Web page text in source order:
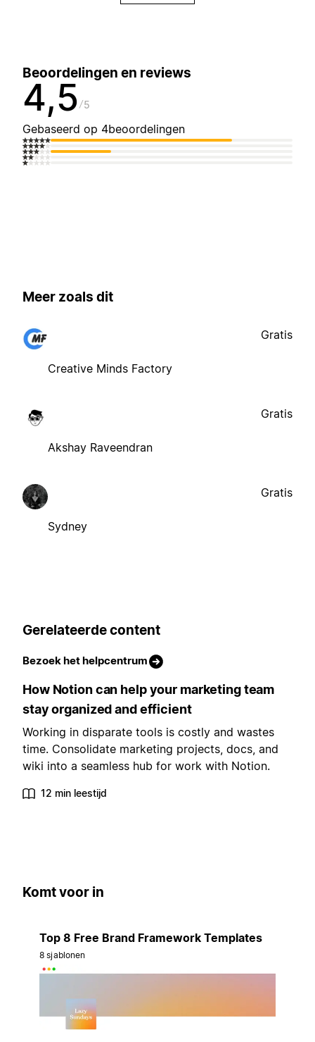
Beoordelingen en reviews
4,5 5
Gebaseerd op 4beoordelingen
Meer zoals dit
Creative Minds Factory
Gratis
Akshay Raveendran
Gratis
Sydney
Gratis
Gerelateerde content
Bezoek het helpcentrum
How Notion can help your marketing team
stay organized and efficient
Working in disparate tools is costly and wastes
time. Consolidate marketing projects, docs, and
wiki into a seamless hub for work with Notion.
12 min leestijd
Komt voor in
Top 8 Free Brand Framework Templates
8 sjablonen